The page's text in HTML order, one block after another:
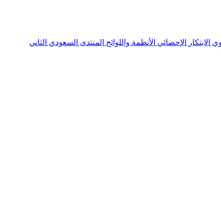
الابتكار الإحصائي الأنظمة واللوائح المنتدى السعودي الثاني